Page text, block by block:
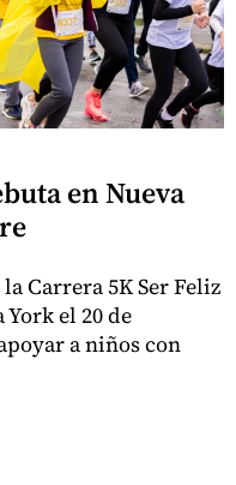
en Nueva
Carrera 5K Ser Feliz
el 20 de
a niños con